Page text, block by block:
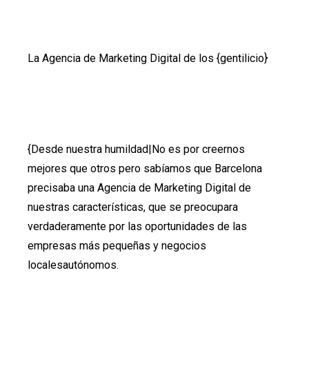
La Agencia de Marketing Digital de los {gentilicio}
{Desde nuestra humildad|No es por creernos
mejores que otros pero sabíamos que Barcelona
precisaba una Agencia de Marketing Digital de
nuestras características, que se preocupara
verdaderamente por las oportunidades de las
empresas más pequeñas y negocios
localesautónomos.